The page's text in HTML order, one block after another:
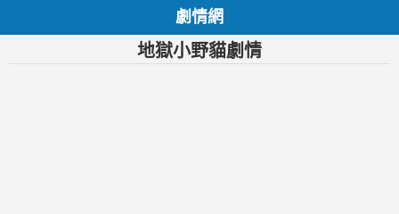
劇情網
地獄小野貓劇情